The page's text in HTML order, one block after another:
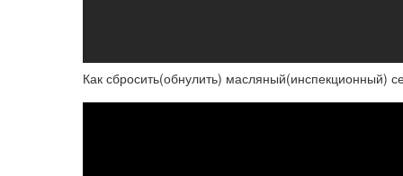
Как сбросить(обнулить) масляный(инспекционный)